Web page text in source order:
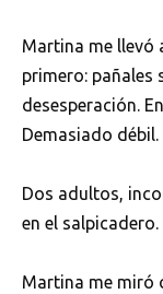
Martina me llevó
primero: pañales
desesperación.
Demasiado
Dos adultos,
en el
Martina me miró